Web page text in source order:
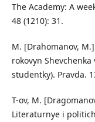
The Academy: A
48 (1210): 31.
M. [Drahomanov,
rokovyn Shevchenka
studentky). Pravda.
T-ov, M.
Literaturnye i